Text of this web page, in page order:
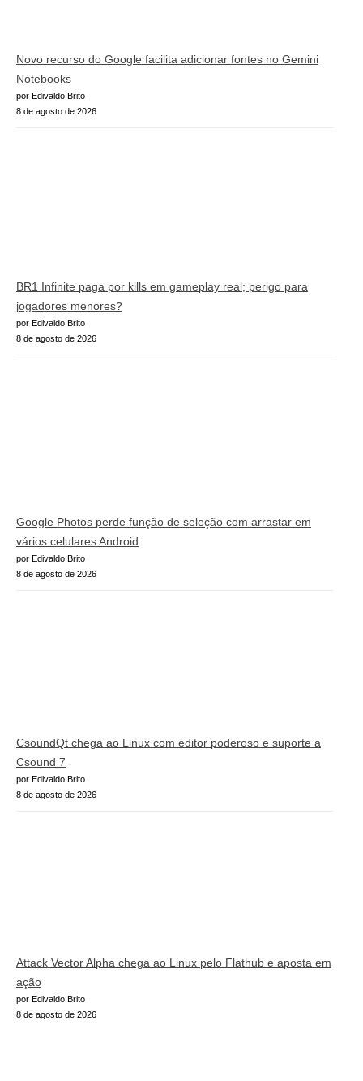
Novo recurso do Google facilita adicionar fontes no Gemini
Notebooks
por Edivaldo Brito
8 de agosto de 2026
BR1 Infinite paga por kills em gameplay real; perigo para
jogadores menores?
por Edivaldo Brito
8 de agosto de 2026
Google Photos perde função de seleção com arrastar em
vários celulares Android
por Edivaldo Brito
8 de agosto de 2026
CsoundQt chega ao Linux com editor poderoso e suporte a
Csound 7
por Edivaldo Brito
8 de agosto de 2026
Attack Vector Alpha chega ao Linux pelo Flathub e aposta em
ação
por Edivaldo Brito
8 de agosto de 2026